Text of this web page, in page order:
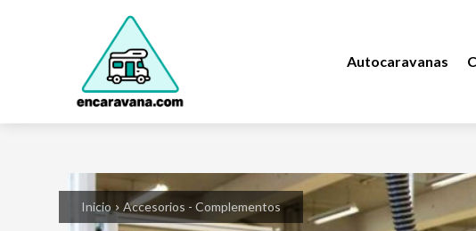
Autocaravanas
Inicio Accesorios - Complementos